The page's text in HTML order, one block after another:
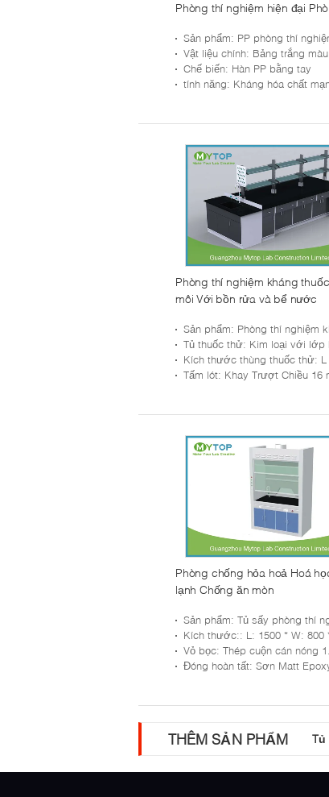
Phòng thí nghiệm hiện đại
Sản phẩm: PP phòng thí
Vật liệu chính: Bảng trắng
Chế biến: Hàn PP bằng tay
tính năng: Kháng hóa chất
Phòng thí nghiệm kháng
môi Với bồn rửa và bể nước
Sản phẩm: Phòng thí nghiệm khoa học
Tủ thuốc thử: Kim loại với lớp kính 12 mm
Kích thước thùng thuốc thử: L * W:
Tấm lót: Khay Trượt Chiều 16
Phòng chống hỏa hoả Hoá
lạnh Chống ăn mòn
Sản phẩm: Tủ sấy phòng thí
Kích thước:: L: 1500 * W: 800 *
Vỏ bọc: Thép cuộn cán nóng
Đóng hoàn tất: Sơn Matt Epoxy
THÊM SẢN PHẨM Tủ
4